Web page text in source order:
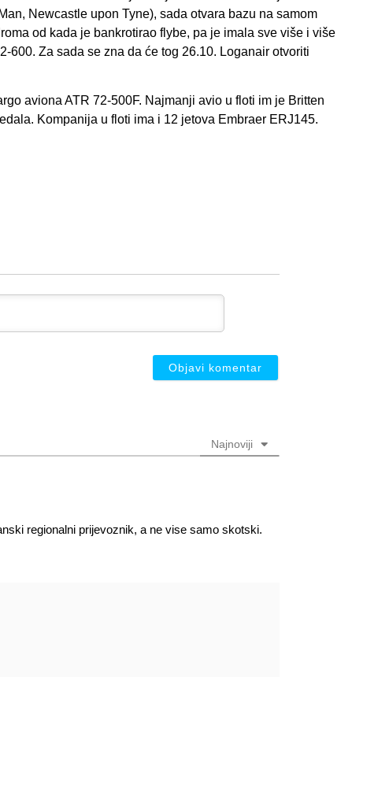
Newcastle upon Tyne), sada otvara bazu na samom
od kada je bankrotirao flybe, pa je imala sve više i više
600. Za sada se zna da će tog 26.10. Loganair otvoriti
aviona ATR 72-500F. Najmanji avio u floti im je Britten
Kompanija u floti ima i 12 jetova Embraer ERJ145.
Najnoviji
regionalni prijevoznik, a ne vise samo skotski.